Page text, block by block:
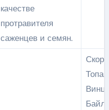
качестве
протравителя
саженцев и семян.
Скор,